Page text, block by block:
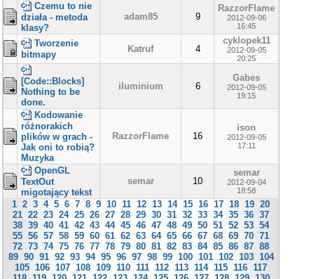
Czemu to nie
działa - metoda
klasy?
adam85 9
RazzorFlame
2012-09-06
16:45
Tworzenie
bitmapy
Katruf 4
cyklopek11
2012-09-05
20:25
[Code::Blocks]
Nothing to be
done.
iluminium 6
Gabes
2012-09-05
19:15
Kodowanie
różnorakich
plików w grach -
Jak oni to robią?
Muzyka
RazzorFlame 16
ison
2012-09-05
17:11
OpenGL
TextOut
migotający tekst
semar 10
semar
2012-09-04
18:58
1 2 3 4 5 6 7 8 9 10 11 12 13 14 15 16 17 18 19 20
21 22 23 24 25 26 27 28 29 30 31 32 33 34 35 36 37
38 39 40 41 42 43 44 45 46 47 48 49 50 51 52 53 54
55 56 57 58 59 60 61 62 63 64 65 66 67 68 69 70 71
72 73 74 75 76 77 78 79 80 81 82 83 84 85 86 87 88
89 90 91 92 93 94 95 96 97 98 99 100 101 102 103 104
105 106 107 108 109 110 111 112 113 114 115 116 117